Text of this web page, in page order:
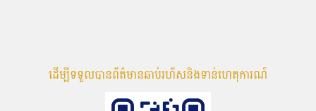
ដើម្បីទទួលបានព័ត៌មានឆាប់រហ័សនិងទាន់ហេតុការណ៍